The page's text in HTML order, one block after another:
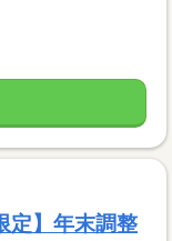
定】年末調整